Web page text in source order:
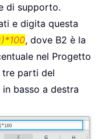
di supporto.
e digita questa
, dove B2 è la
nel Progetto
tre parti del
in basso a destra